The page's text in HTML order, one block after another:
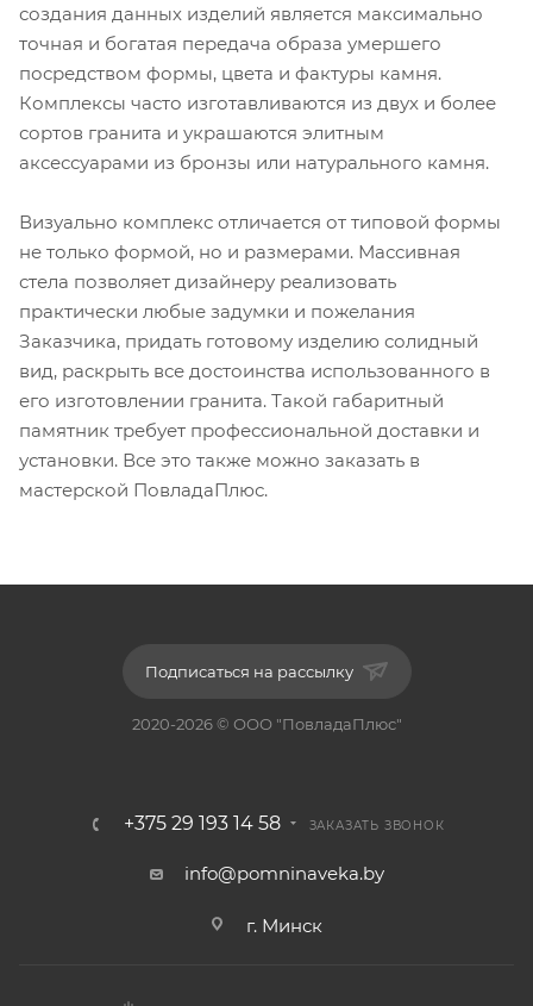
создания данных изделий является максимально
точная и богатая передача образа умершего
посредством формы, цвета и фактуры камня.
Комплексы часто изготавливаются из двух и более
сортов гранита и украшаются элитным
аксессуарами из бронзы или натурального камня.
Визуально комплекс отличается от типовой формы
не только формой, но и размерами. Массивная
стела позволяет дизайнеру реализовать
практически любые задумки и пожелания
Заказчика, придать готовому изделию солидный
вид, раскрыть все достоинства использованного в
его изготовлении гранита. Такой габаритный
памятник требует профессиональной доставки и
установки. Все это также можно заказать в
мастерской ПовладаПлюс.
Подписаться на рассылку
2020-2026 © ООО "ПовладаПлюс"
+375 29 193 14 58 ЗАКАЗАТЬ ЗВОНОК
info@pomninaveka.by
г. Минск